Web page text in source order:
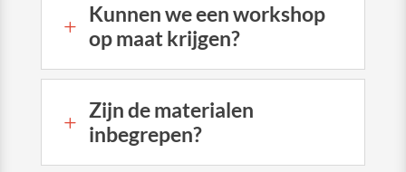
L
Kunnen we een workshop
op maat krijgen?
L
Zijn de materialen
inbegrepen?